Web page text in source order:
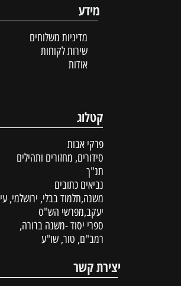
מידע
מדיניות משלוחים
שירות לקוחות
אודות
קטלוג
פרקי אבות
סידורים, מחזורים ותהילים
תנ"ך
נביאים כתובים
משנה,תלמוד בבלי, ירושלמי, עין
יעקב,מפרשי הש"ס
ספרי יסוד -משנה ברורה,
רמב"ם, טור, שו"ע
יצירת קשר